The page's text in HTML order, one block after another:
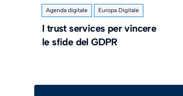
Agenda digitale Europa Digitale
I trust services per vincere
le sfide del GDPR